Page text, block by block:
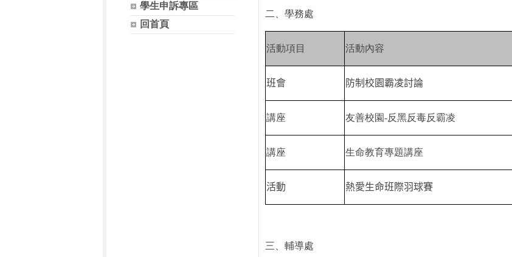
學生申訴專區
回首頁
二、學務處
活動項目 活動內容
班會 防制校園霸凌討論
講座 友善校園-反黑反毒反霸凌
講座 生命教育專題講座
活動 熱愛生命班際羽球賽
三、輔導處